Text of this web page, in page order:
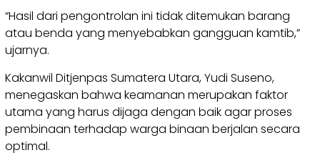
“Hasil dari pengontrolan ini tidak ditemukan barang
atau benda yang menyebabkan gangguan kamtib,”
ujarnya.
Kakanwil Ditjenpas Sumatera Utara, Yudi Suseno,
menegaskan bahwa keamanan merupakan faktor
utama yang harus dijaga dengan baik agar proses
pembinaan terhadap warga binaan berjalan secara
optimal.